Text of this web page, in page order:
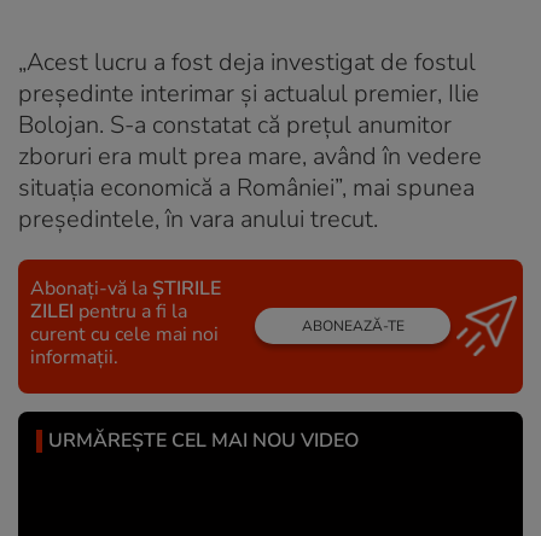
„Acest lucru a fost deja investigat de fostul
președinte interimar și actualul premier, Ilie
Bolojan. S-a constatat că prețul anumitor
zboruri era mult prea mare, având în vedere
situația economică a României”, mai spunea
președintele, în vara anului trecut.
Abonați-vă la ȘTIRILE
ZILEI pentru a fi la
curent cu cele mai noi
informații.
ABONEAZĂ-TE
URMĂREȘTE CEL MAI NOU VIDEO